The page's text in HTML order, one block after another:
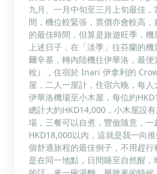
九月、一月中旬至三月上旬最佳
間，機位較緊張，票價亦會較高
的最佳時間，但算是旅遊旺季，
上述日子，在「淡季」往芬蘭的
爾辛基，轉內陸機往伊華洛，最
稅），住宿於 Inari 伊拿利的
屋，二人一屋計，住宿六晚，每
伊華洛機場至小木屋，每位約
總計大約HKD14,000，小木屋設
場，三餐可以自煮，豐儉隨意，
HKD18,000以內，這就是我一向
個舒適旅程的最佳例子，不用趕行
是在同一地點，日間睡至自然醒